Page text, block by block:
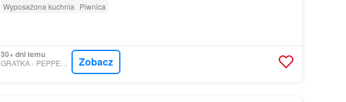
Wyposażona kuchnia Piwnica
30+ dni temu
Zobacz